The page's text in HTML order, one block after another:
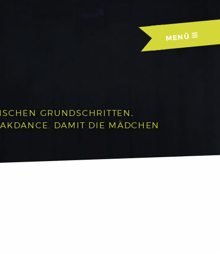
MENÜ
GRUNDSCHRITTEN,
DAMIT DIE MÄDCHEN